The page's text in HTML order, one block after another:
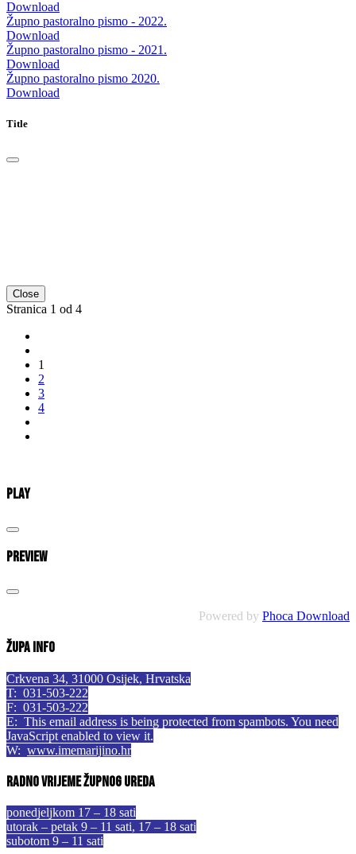
Download
Župno pastoralno pismo - 2022.
Download
Župno pastoralno pismo - 2021.
Download
Župno pastoralno pismo 2020.
Download
Title
Close
Stranica 1 od 4
1
2
3
4
Play
Preview
Powered by Phoca Download
Župa info
Crkvena 34, 31000 Osijek, Hrvatska
T: 031-503-222
F: 031-503-222
E: This email address is being protected from spambots. You need
JavaScript enabled to view it.
W: www.imemarijino.hr
Radno vrijeme župnog ureda
ponedjeljkom 17 – 18 sati
utorak – petak 9 – 11 sati, 17 – 18 sati
subotom 9 – 11 sati